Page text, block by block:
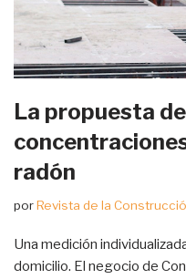
La propuesta
radón
porRevista de la
Una medición
domicilio. El negocio de